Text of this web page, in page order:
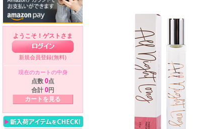
ようこそ！ゲストさま
新規会員登録(無料)
現在のカートの中身
点数 0点
合計 0円
カートを見る